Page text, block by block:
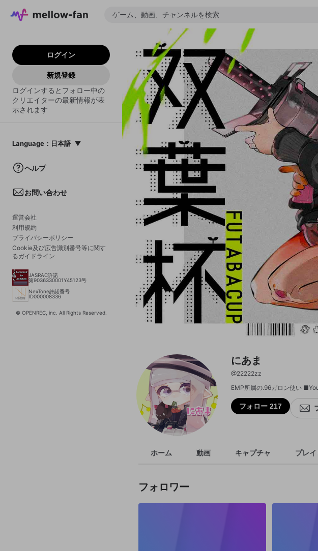
ログイン
新規登録
ログインするとフォロー中の
クリエイターの最新情報が表
示されます
Language ： 日本語
中文(簡体)
ヘルプ
お問い合わせ
運営会社
利用規約
プライバシーポリシー
Cookie及び広告識別番号等に関す
るガイドライン
JASRAC許諾
第9036330001Y45123号
NexTone許諾番号
ID000008336
© OPENREC, inc. All Rights Reserved.
にあま
@22222zz
フォロー 217
EMP所属の.96ガロン使い
ホーム 動画 キャプチャ プレイ
フォロワー